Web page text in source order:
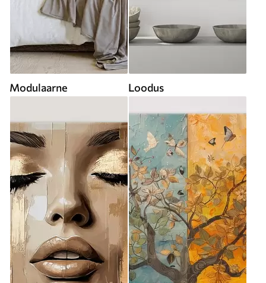
Modulaarne Loodus